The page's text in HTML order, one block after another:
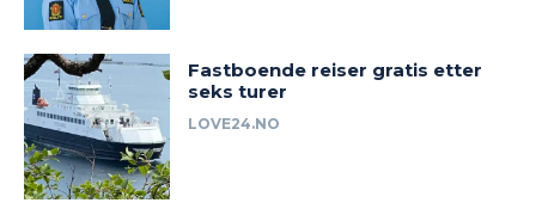
Fastboende reiser gratis etter
seks turer
LOVE24.NO